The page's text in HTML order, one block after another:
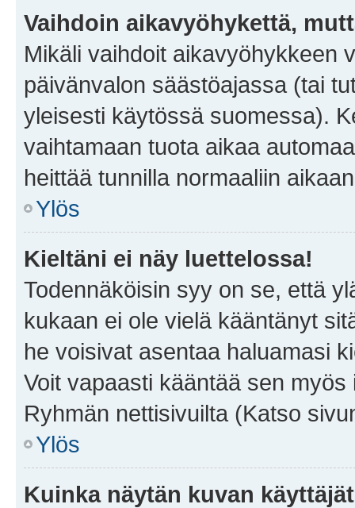
Vaihdoin aikavyöhykettä,
Mikäli vaihdoit aikavyöhykkeen
päivänvalon säästöajassa (tai
yleisesti käytössä suomessa).
vaihtamaan tuota aikaa
heittää tunnilla normaaliin
Ylös
Kieltäni ei näy luettelossa!
Todennäköisin syy on se, että
kukaan ei ole vielä kääntänyt
he voisivat asentaa haluamasi
Voit vapaasti kääntää sen
Ryhmän nettisivuilta (Katso
Ylös
Kuinka näytän kuvan